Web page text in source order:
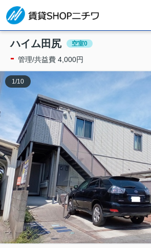
ハイム田尻 空室0
- 管理/共益費 4,000円
1 /10